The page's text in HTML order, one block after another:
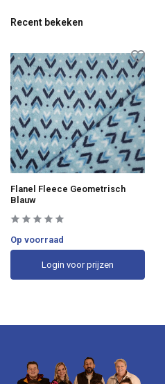
Recent bekeken
Flanel Fleece Geometrisch
Blauw
Op voorraad
Login voor prijzen